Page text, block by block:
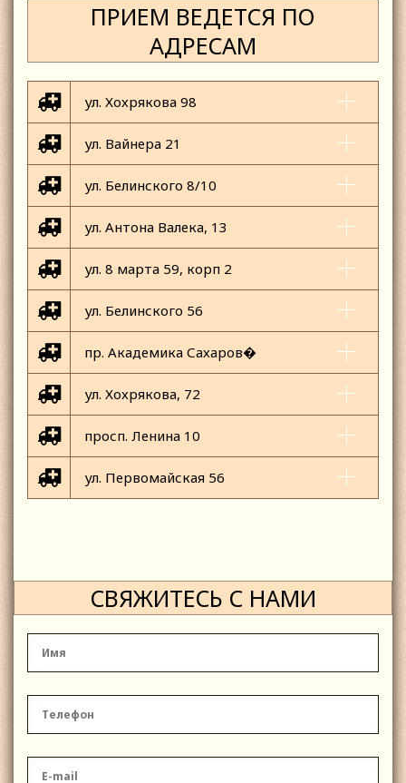
ПРИЕМ ВЕДЕТСЯ ПО
АДРЕСАМ
ул. Хохрякова 98
ул. Вайнера 21
ул. Белинского 8/10
ул. Антона Валека, 13
ул. 8 марта 59, корп 2
ул. Белинского 56
пр. Академика Сахаров�
ул. Хохрякова, 72
просп. Ленина 10
ул. Первомайская 56
СВЯЖИТЕСЬ С НАМИ